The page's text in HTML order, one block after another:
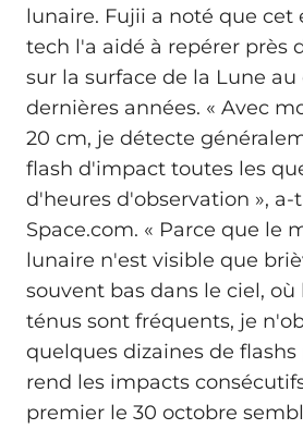
lunaire. Fujii a noté que cet
tech l'a aidé à repérer près
sur la surface de la Lune au
dernières années. « Avec
20 cm, je détecte
flash d'impact toutes les
d'heures d'observation », a-
Space.com. « Parce que le
lunaire n'est visible que
souvent bas dans le ciel, où
ténus sont fréquents, je
quelques dizaines de flashs
rend les impacts
premier le 30 octobre